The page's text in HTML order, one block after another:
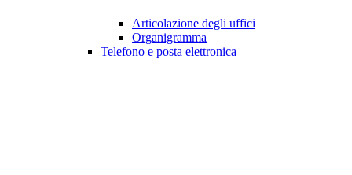
Articolazione degli uffici
Organigramma
Telefono e posta elettronica